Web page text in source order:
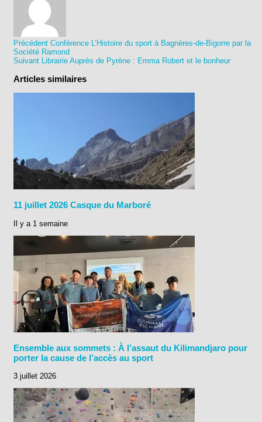
Précédent Conférence L’Histoire du sport à Bagnères-de-Bigorre par la
Société Ramond
Suivant Librairie Auprès de Pyrène : Emma Robert et le bonheur
Articles similaires
11 juillet 2026 Casque du Marboré
Il y a 1 semaine
Ensemble aux sommets : À l’assaut du Kilimandjaro pour
porter la cause de l’accès au sport
3 juillet 2026